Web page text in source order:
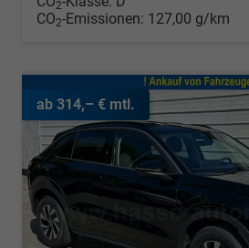
2
CO2-Emissionen: 127,00 g/km
ab 314,– € mtl.